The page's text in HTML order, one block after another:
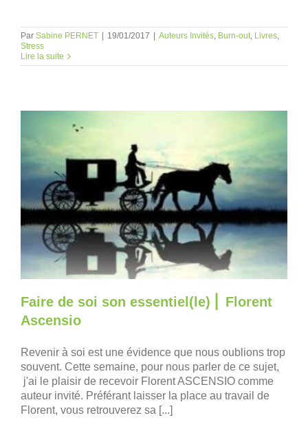
Par Sabine PERNET | 19/01/2017 | Auteurs Invités Burn-out Livres
Stress
Lire la suite
Faire de soi son essentiel(le) ⎜ Florent
Ascensio
Revenir à soi est une évidence que nous oublions trop
souvent. Cette semaine, pour nous parler de ce sujet,
j'ai le plaisir de recevoir Florent ASCENSIO comme
auteur invité. Préférant laisser la place au travail de
Florent, vous retrouverez sa [...]